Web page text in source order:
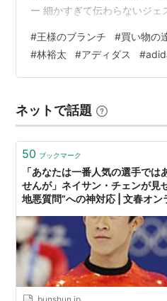
ー 細かすぎて伝わらないジェ
ダス) Adizero Adios Pro 4
Max 「買い物の達人」北村匠
MOHEIM(モヘイム) サイドテ
#王様のブランチ #買い物の
#林裕太 #アディダス #
ネットで話題
50 ブックマーク
「あなたは一番人気の選手では
せんが」ネイサン・チェンが見
地悪質問”への神対応 | 文春オン